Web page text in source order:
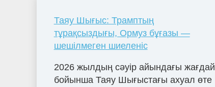
Таяу Шығыс: Трамптың
тұрақсыздығы, Ормуз бұғазы —
шешілмеген шиеленіс
2026 жылдың сәуір айындағы жағдай
бойынша Таяу Шығыстағы ахуал өте